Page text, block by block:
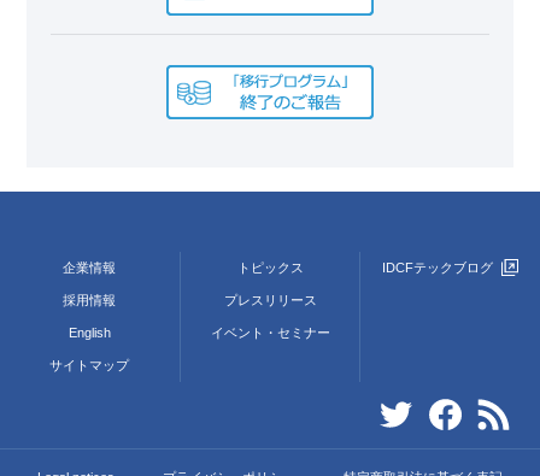
企業情報
採用情報
English
サイトマップ
トピックス
プレスリリース
イベント・セミナー
IDCFテックブログ